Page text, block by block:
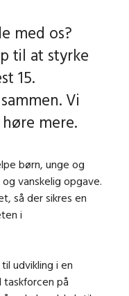
med os?
til at styrke
15.
Vi
mere.
børn, unge og
vanskelig opgave.
så der sikres en
i
udvikling i en
på